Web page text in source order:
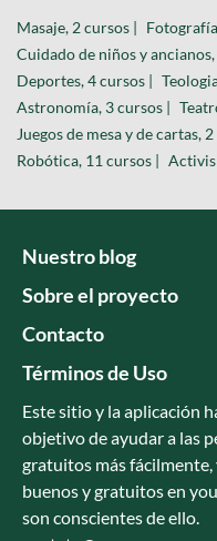
Masaje, 2 cursos |
Cuidado de niños y
Deportes, 4 cursos |
Astronomía, 3 cursos |
Juegos de mesa y de cartas,
Robótica, 11 cursos |
Nuestro blog
Sobre el proyecto
Contacto
Términos de Uso
Este sitio y la aplicación
objetivo de ayudar a las
gratuitos más
buenos y gratuitos en
son conscientes de ello.